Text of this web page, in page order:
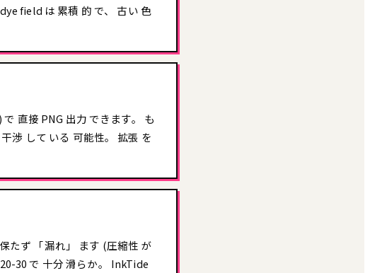
field は 累積 的 で、 古い 色
直接 PNG 出力 できます。 も
渉 して いる 可能性。 拡張 を
たず 「漏れ」 ます (圧縮性 が
30 で 十分 滑らか。 InkTide